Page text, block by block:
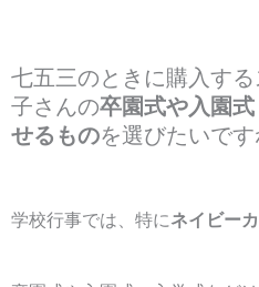
七五三のときに購入す
子さんの卒園式や入園
せるものを選びたいで
学校行事では、特にネイビー